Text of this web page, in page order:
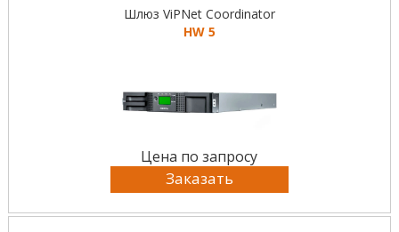
Шлюз ViPNet Coordinator
HW 5
Цена по запросу
Заказать